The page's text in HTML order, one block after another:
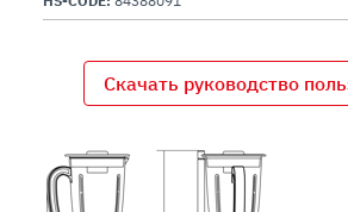
Скачать руководство